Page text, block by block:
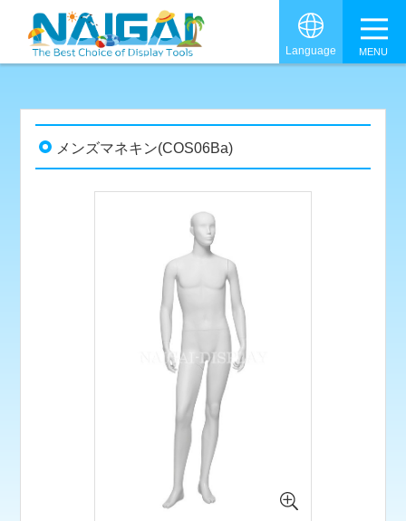
Language
グ
メンズマネキン(COS06Ba)